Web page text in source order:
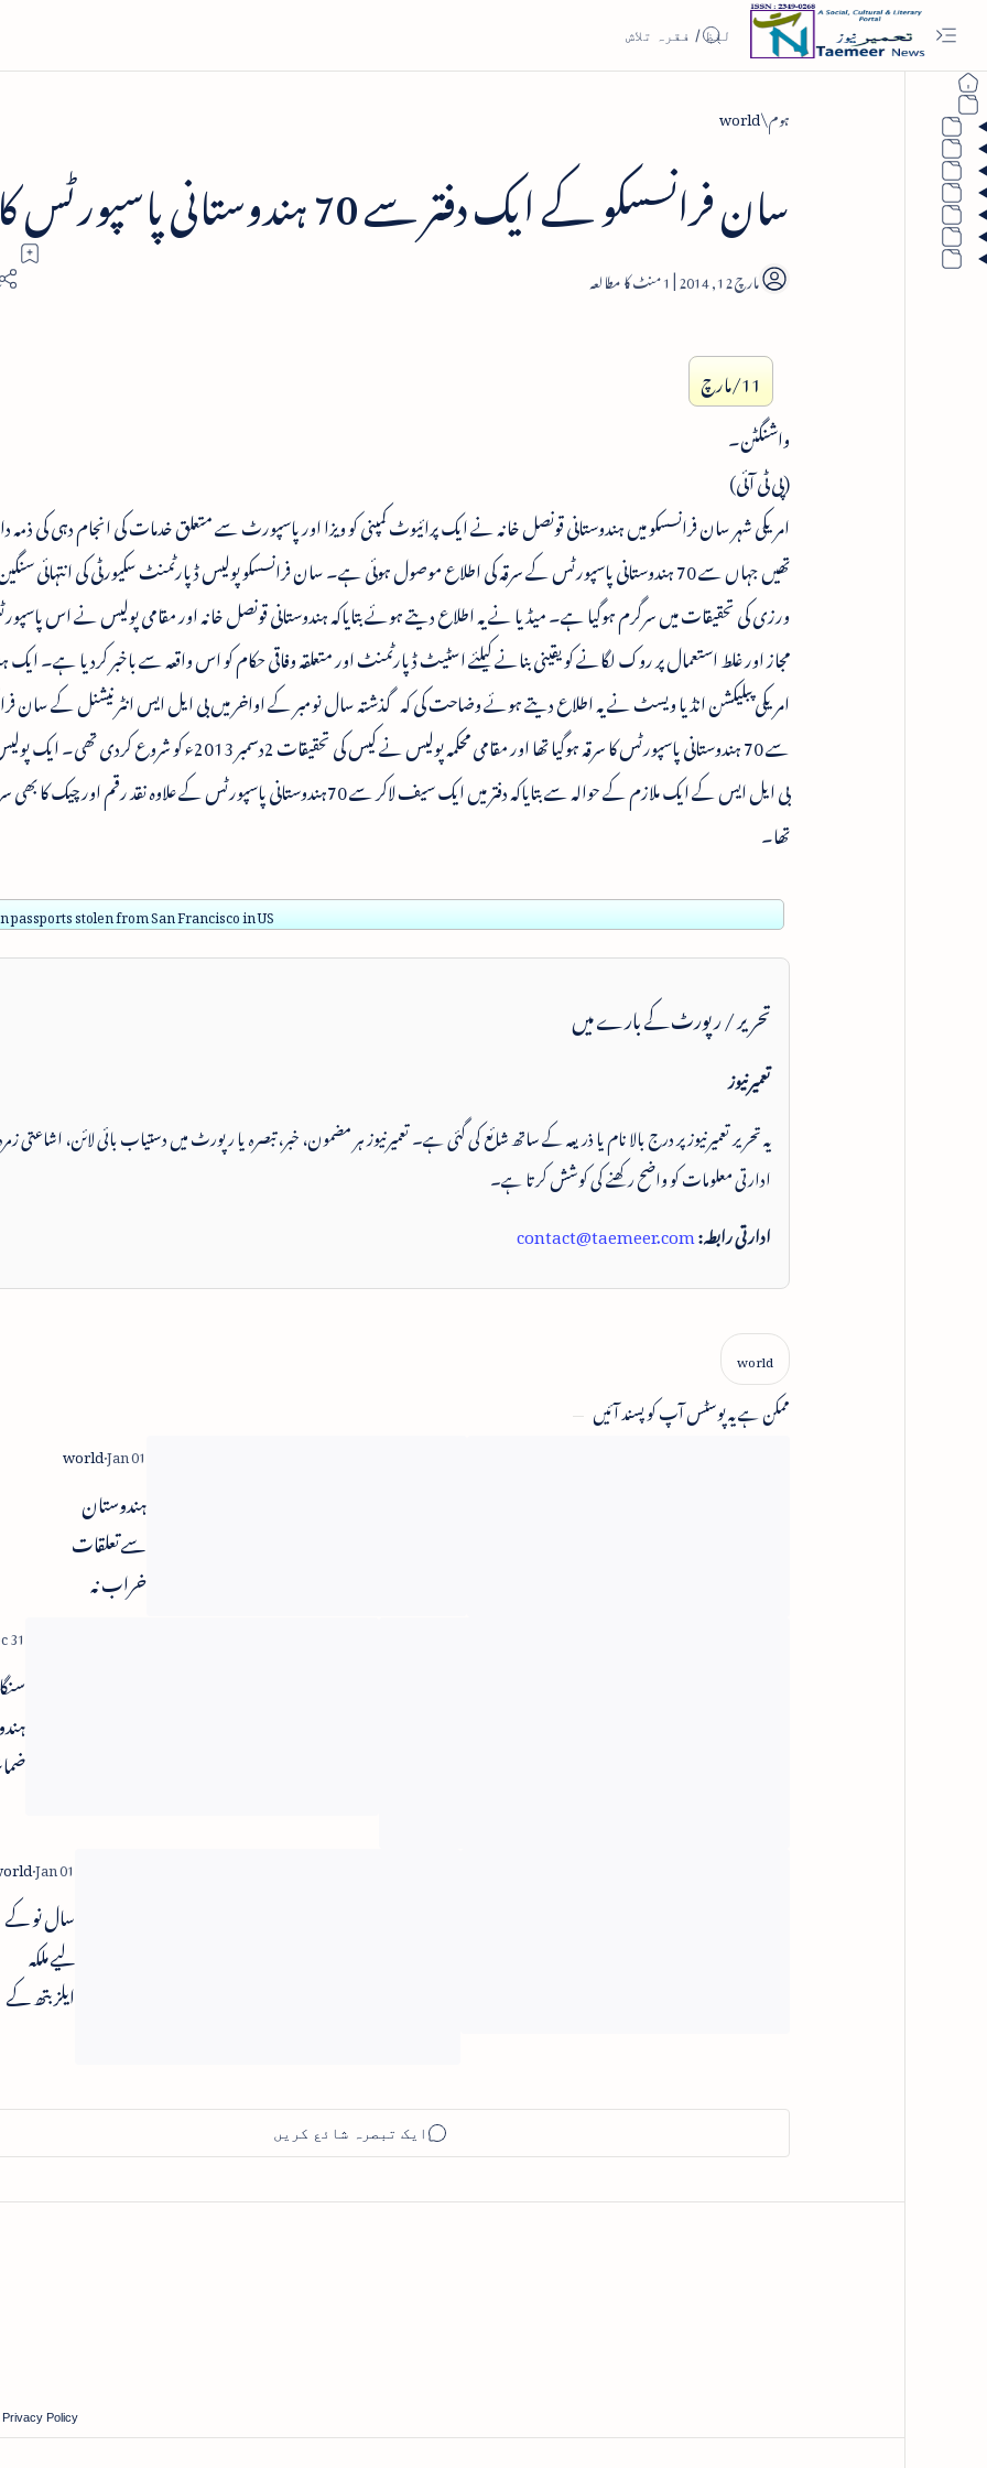
ہوم world
سان فرانسسکو کے ایک دفتر سے 70 ہندوستانی پاسپورٹس کا سرقہ
1
11/مارچ
واشنگٹن۔
(پی ٹی آئی)
امریکی شہر سان فرانسسکو میں ہندوستانی قونصل خانہ نے ایک پرائیوٹ کمپنی کو ویزا اور پاسپورٹ سے متعلق خدمات کی انجام دہی کی ذمہ
تھیں جہاں سے 70 ہندوستانی پاسپورٹس کے سرقہ کی اطلاع موصول ہوئی ہے۔ سان فرانسسکو پولیس ڈپارٹمنٹ سکیورٹی کی انتہائی
ورزی کی تحقیقات میں سرگرم ہوگیا ہے۔ میڈیا نے یہ اطلاع دیتے ہوئے بتایاکہ ہندوستانی قونصل خانہ اور مقامی پولیس نے اس
مجاز اور غلط استعمال پر روک لگانے کو یقینی بنانے کیلئے اسٹیٹ ڈپارٹمنٹ اور متعلقہ وفاقی حکام کو اس واقعہ سے باخبر کردیا ہے۔ ایک
امریکی پبلیکشن انڈیا ویسٹ نے یہ اطلاع دیتے ہوئے وضاحت کی کہ گذشتہ سال نومبر کے اواخر میں بی ایل ایس انٹرنیشنل کے سان
سے 70 ہندوستانی پاسپورٹس کا سرقہ ہوگیا تھا اور مقامی محکمہ پولیس نے کیس کی تحقیقات 2دسمبر
بی ایل ایس کے ایک ملازم کے حوالہ سے بتایاکہ دفتر میں ایک سیف لاکر سے 70ہندوستانی پاسپورٹس کے علاوہ نقد رقم اور
تھا۔
passports stolen from San Francisco in US
تحریر / رپورٹ کے بارے میں
تعمیرنیوز
یہ تحریر تعمیرنیوز پر درج بالا نام یا ذریعہ کے ساتھ شائع کی گئی ہے۔ تعمیرنیوز ہر مضمون، خبر، تبصرہ یا رپورٹ میں دستیاب بائی لائن، اشاعتی
ادارتی معلومات کو واضح رکھنے کی کوشش کرتا ہے۔
ادارتی رابطہ:contact@taemeer.com
ممکن ہے یہ پوسٹس آپ کو پسند آئیں
ہندوستان
سے تعلقات
خراب نہ
سال نو کے
لیے ملکہ
ایلزبتھ کے
شامل
Privacy Policy